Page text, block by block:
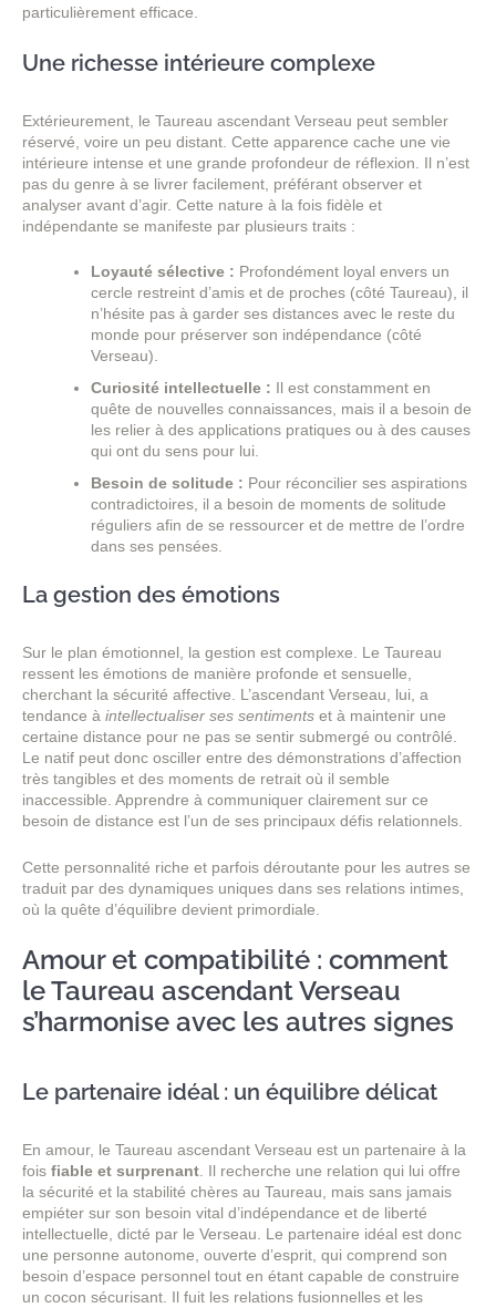
particulièrement efficace.
Une richesse intérieure complexe
Extérieurement, le Taureau ascendant Verseau peut sembler
réservé, voire un peu distant. Cette apparence cache une vie
intérieure intense et une grande profondeur de réflexion. Il n’est
pas du genre à se livrer facilement, préférant observer et
analyser avant d’agir. Cette nature à la fois fidèle et
indépendante se manifeste par plusieurs traits :
Loyauté sélective : Profondément loyal envers un
cercle restreint d’amis et de proches (côté Taureau), il
n’hésite pas à garder ses distances avec le reste du
monde pour préserver son indépendance (côté
Verseau).
Curiosité intellectuelle : Il est constamment en
quête de nouvelles connaissances, mais il a besoin de
les relier à des applications pratiques ou à des causes
qui ont du sens pour lui.
Besoin de solitude : Pour réconcilier ses aspirations
contradictoires, il a besoin de moments de solitude
réguliers afin de se ressourcer et de mettre de l’ordre
dans ses pensées.
La gestion des émotions
Sur le plan émotionnel, la gestion est complexe. Le Taureau
ressent les émotions de manière profonde et sensuelle,
cherchant la sécurité affective. L’ascendant Verseau, lui, a
tendance à intellectualiser ses sentiments et à maintenir une
certaine distance pour ne pas se sentir submergé ou contrôlé.
Le natif peut donc osciller entre des démonstrations d’affection
très tangibles et des moments de retrait où il semble
inaccessible. Apprendre à communiquer clairement sur ce
besoin de distance est l’un de ses principaux défis relationnels.
Cette personnalité riche et parfois déroutante pour les autres se
traduit par des dynamiques uniques dans ses relations intimes,
où la quête d’équilibre devient primordiale.
Amour et compatibilité : comment
le Taureau ascendant Verseau
s’harmonise avec les autres signes
Le partenaire idéal : un équilibre délicat
En amour, le Taureau ascendant Verseau est un partenaire à la
fois fiable et surprenant . Il recherche une relation qui lui offre
la sécurité et la stabilité chères au Taureau, mais sans jamais
empiéter sur son besoin vital d’indépendance et de liberté
intellectuelle, dicté par le Verseau. Le partenaire idéal est donc
une personne autonome, ouverte d’esprit, qui comprend son
besoin d’espace personnel tout en étant capable de construire
un cocon sécurisant. Il fuit les relations fusionnelles et les